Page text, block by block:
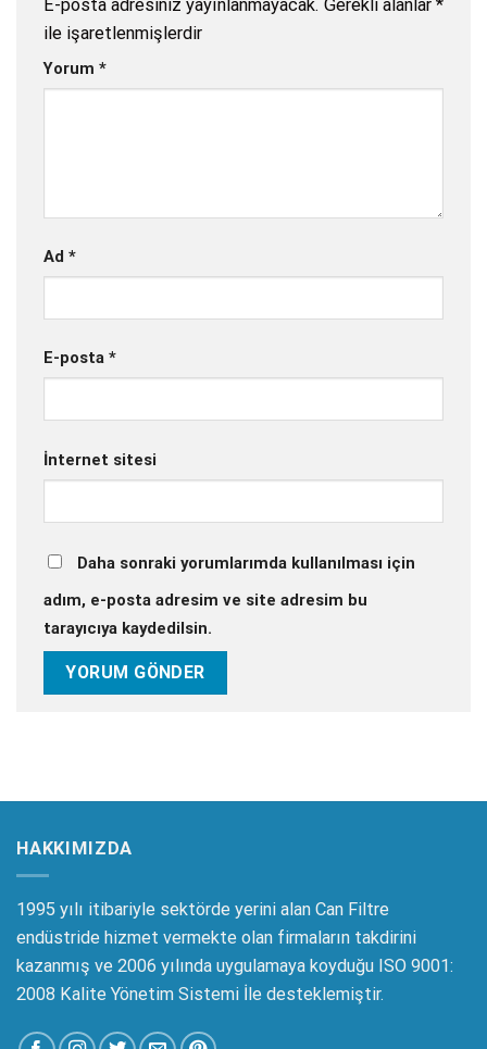
E-posta adresiniz yayınlanmayacak. Gerekli alanlar *
ile işaretlenmişlerdir
Yorum *
Ad *
E-posta *
İnternet sitesi
Daha sonraki yorumlarımda kullanılması için
adım, e-posta adresim ve site adresim bu
tarayıcıya kaydedilsin.
HAKKIMIZDA
1995 yılı itibariyle sektörde yerini alan Can Filtre
endüstride hizmet vermekte olan firmaların takdirini
kazanmış ve 2006 yılında uygulamaya koyduğu ISO 9001:
2008 Kalite Yönetim Sistemi İle desteklemiştir.